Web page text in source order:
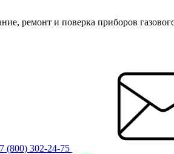
ремонт и поверка приборов
(800) 302-24-75